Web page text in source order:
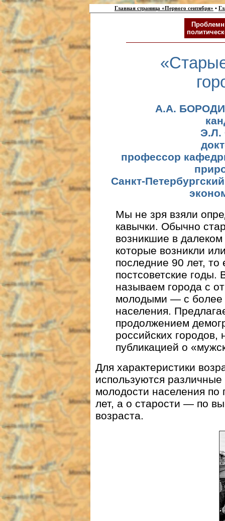
Главная страница «Первого сентября» •
А.А.
Э.Л.
профессор
Санкт-
Мы не зря взяли
кавычки. Обычно
возникшие в
которые возникли
последние 90 лет, то
постсоветские
называем города с
молодыми — с более
населения.
продолжением
российских городов,
публикацией о
Для характеристики
используются
молодости населения
лет, а о старости — по
возраста.